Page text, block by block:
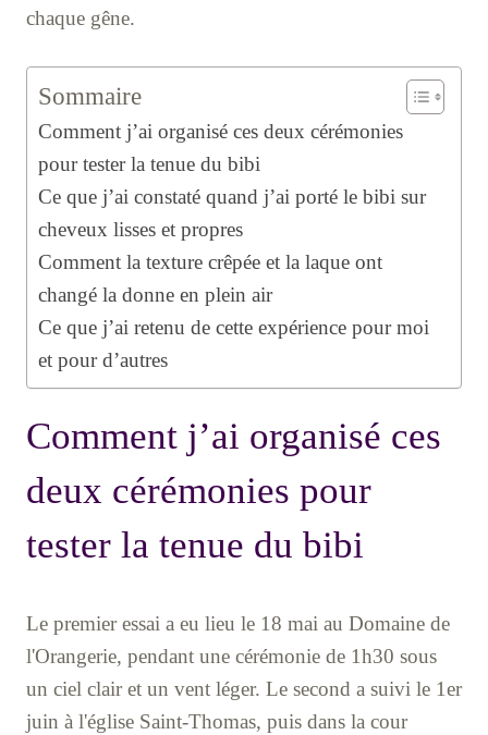
chaque gêne.
Sommaire
Comment j’ai organisé ces deux cérémonies
pour tester la tenue du bibi
Ce que j’ai constaté quand j’ai porté le bibi sur
cheveux lisses et propres
Comment la texture crêpée et la laque ont
changé la donne en plein air
Ce que j’ai retenu de cette expérience pour moi
et pour d’autres
Comment j’ai organisé ces
deux cérémonies pour
tester la tenue du bibi
Le premier essai a eu lieu le 18 mai au Domaine de
l'Orangerie, pendant une cérémonie de 1h30 sous
un ciel clair et un vent léger. Le second a suivi le 1er
juin à l'église Saint-Thomas, puis dans la cour